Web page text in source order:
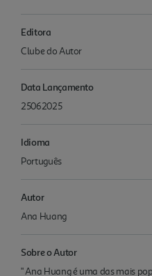
Editora
Clube do Autor
Data Lançamento
25062025
Idioma
Português
Autor
Ana Huang
Sobre o Autor
" Ana Huang é uma das mais